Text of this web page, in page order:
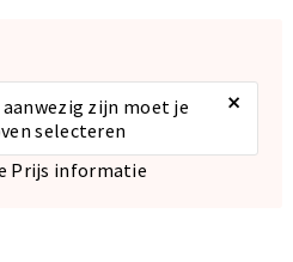
zijn moet je
selecteren
×
Prijs informatie